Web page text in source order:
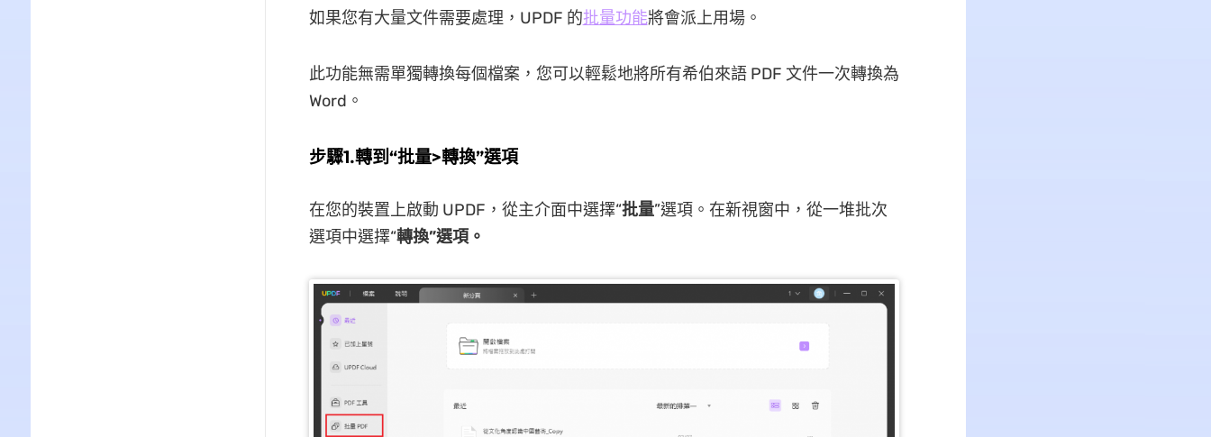
如果您有大量文件需要處理，UPDF 的批量功能將會派上用場。
此功能無需單獨轉換每個檔案，您可以輕鬆地將所有希伯來語 PDF 文件一次轉換為
Word。
步驟1.轉到“批量>轉換”選項
在您的裝置上啟動 UPDF，從主介面中選擇“批量”選項。在新視窗中，從一堆批次
選項中選擇“轉換”選項。